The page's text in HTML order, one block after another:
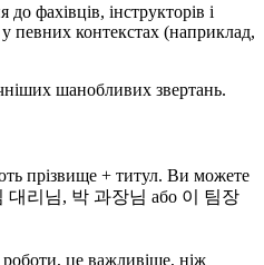
фахівців, інструкторів і
певних контекстах (наприклад,
шанобливих звертань.
прізвище + титул. Ви можете
대리님, 박 과장님 або 이 팀장
це важливіше, ніж